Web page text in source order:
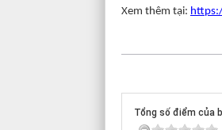
Xem thêm tại:
Tổng số điểm của